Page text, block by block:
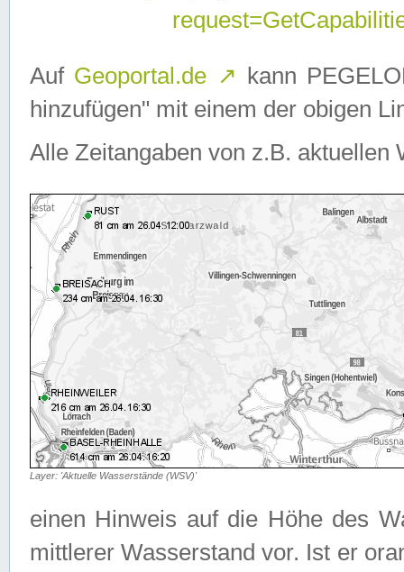
Auf Geoportal.de ↗ kann
hinzufügen" mit einem der obigen
Alle Zeitangaben von z.B. aktuellen
Layer: 'Aktuelle Wasserstände (WSV)'
einen Hinweis auf die Höhe des
mittlerer Wasserstand vor. Ist er